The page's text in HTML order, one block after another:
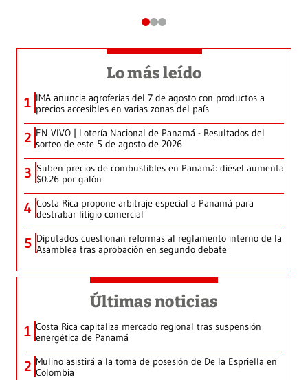
Lo más leído
1 IMA anuncia agroferias del 7 de agosto con productos a
precios accesibles en varias zonas del país
2 EN VIVO | Lotería Nacional de Panamá - Resultados del
sorteo de este 5 de agosto de 2026
3 Suben precios de combustibles en Panamá: diésel aumenta
$0.26 por galón
4 Costa Rica propone arbitraje especial a Panamá para
destrabar litigio comercial
5 Diputados cuestionan reformas al reglamento interno de la
Asamblea tras aprobación en segundo debate
Últimas noticias
1 Costa Rica capitaliza mercado regional tras suspensión
energética de Panamá
2 Mulino asistirá a la toma de posesión de De la Espriella en
Colombia